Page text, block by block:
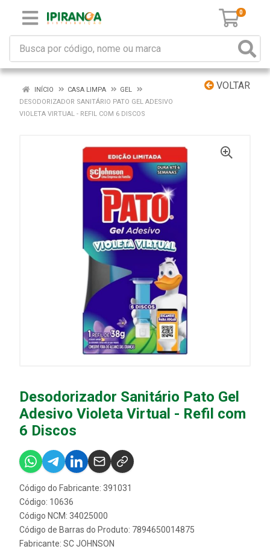
0
VOLTAR
INÍCIO CASA LIMPA
GEL
DESODORIZADOR SANITÁRIO PATO GEL ADESIVO
VIOLETA VIRTUAL - REFIL COM 6 DISCOS
Desodorizador Sanitário Pato Gel
Adesivo Violeta Virtual - Refil com
6 Discos
Código do Fabricante: 391031
Código: 10636
Código NCM: 34025000
Código de Barras do Produto: 7894650014875
Fabricante: SC JOHNSON